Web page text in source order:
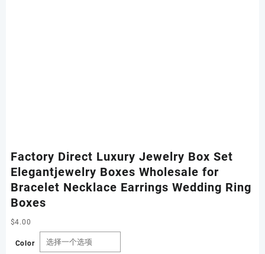
Factory Direct Luxury Jewelry Box Set
Elegantjewelry Boxes Wholesale for
Bracelet Necklace Earrings Wedding Ring
Boxes
$4.00
Color